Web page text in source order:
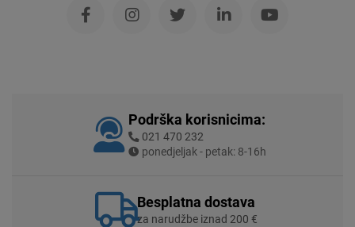
Podrška korisnicima:
021 470 232
ponedjeljak - petak: 8-16h
Besplatna dostava
za narudžbe iznad 200 €